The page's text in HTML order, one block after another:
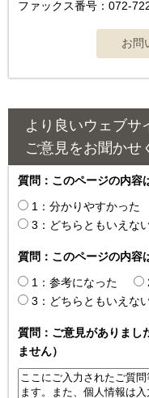
ファックス番号：072-
より良いウェブサ
ご意見をお聞かせ
質問：このページの内容
1：分かりやすかった
3：どちらともいえな
質問：このページの内容
1：参考になった
3：どちらともいえな
質問：ご意見がありまし
ません）